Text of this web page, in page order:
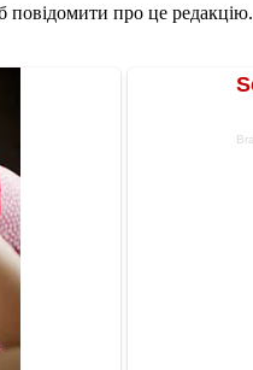
повідомити про це редакцію.